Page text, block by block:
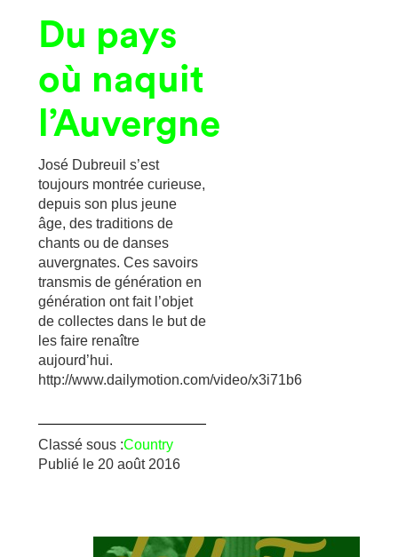
Du pays
où naquit
l’Auvergne
José Dubreuil s’est
toujours montrée curieuse,
depuis son plus jeune
âge, des traditions de
chants ou de danses
auvergnates. Ces savoirs
transmis de génération en
génération ont fait l’objet
de collectes dans le but de
les faire renaître
aujourd’hui.
http://www.dailymotion.com/video/x3i71b6
Classé sous :Country
Publié le 20 août 2016